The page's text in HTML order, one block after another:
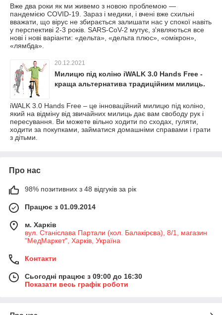
Вже два роки як ми живемо з новою проблемою —
пандемією COVID-19. Зараз і медики, і вчені вже схильні
вважати, що вірус не збирається залишати нас у спокої навіть
у перспективі 2-3 років. SARS-CoV-2 мутує, з'являються все
нові і нові варіанти: «дельта», «дельта плюс», «омікрон»,
«лямбда».
20.12.2021
Милицю під коліно iWALK 3.0 Hands Free -
краща альтернатива традиційним милиць.
iWALK 3.0 Hands Free – це інноваційний милицю під коліно,
який на відміну від звичайних милиць дає вам свободу рук і
пересування. Ви можете вільно ходити по сходах, гуляти,
ходити за покупками, займатися домашніми справами і грати
з дітьми.
Про нас
98% позитивних з 48 відгуків за рік
Працює з 01.09.2014
м. Харків
вул. Станіслава Партали (кол. Балакірєва), 8/1, магазин
"МедМаркет", Харків, Україна
Контакти
Сьогодні працює з 09:00 до 16:30
Показати весь графік роботи